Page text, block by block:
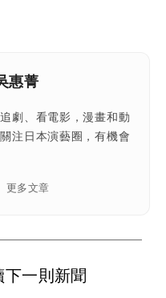
惠菁
劇、看電影，漫畫和動
注日本演藝圈，有機會
更多文章
一則新聞